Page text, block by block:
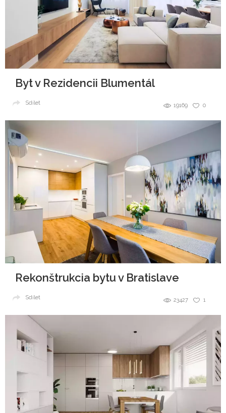
Byt v Rezidencii Blumentál
0
19169
Sdílet
Rekonštrukcia bytu v Bratislave
1
23427
Sdílet